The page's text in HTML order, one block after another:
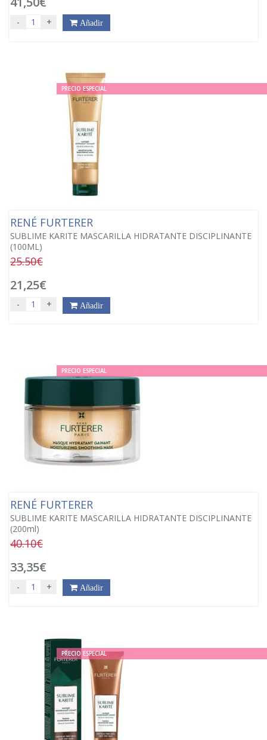
- + Añadir
PRECIO ESPECIAL
RENÉ FURTERER
SUBLIME KARITE MASCARILLA HIDRATANTE DISCIPLINANTE
(100ML)
25.50€
21,25€
- + Añadir
PRECIO ESPECIAL
RENÉ FURTERER
SUBLIME KARITE MASCARILLA HIDRATANTE DISCIPLINANTE
(200ml)
40.10€
33,35€
- + Añadir
PRECIO ESPECIAL